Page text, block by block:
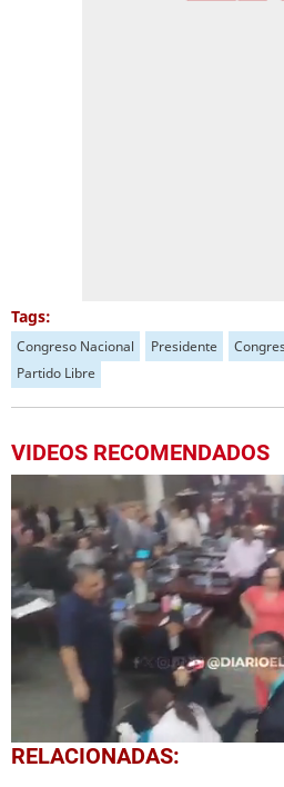
Tags:
Congreso Nacional Presidente
Partido Libre
VIDEOS RECOMENDADOS
0
seconds
RELACIONADAS: